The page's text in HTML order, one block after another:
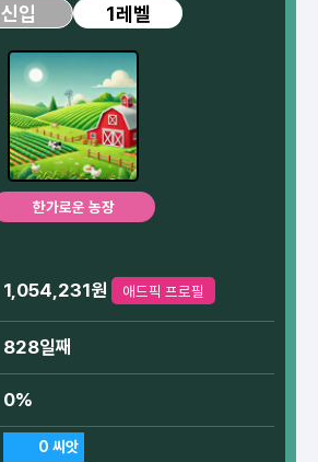
신입 1레벨
한가로운 농장
1,054,231원 애드픽 프로필
828일째
0%
0 씨앗